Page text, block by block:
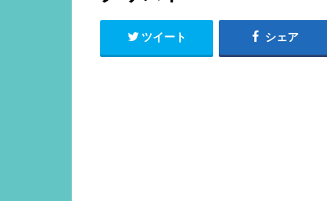
ツイート シェア